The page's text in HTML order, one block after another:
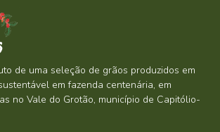
de uma seleção de grãos produzidos em
em fazenda centenária, em
no Vale do Grotão, município de Capitólio-